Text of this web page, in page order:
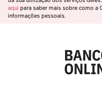
aqui para saber mais sobre como a
informações pessoais.